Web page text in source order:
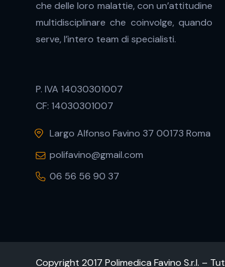
e
n
che delle loro malattie, con un’attitudine
multidisciplinare che coinvolge, quando
serve, l’intero team di specialisti.
P. IVA 14030301007
CF: 14030301007
Largo Alfonso Favino 37 00173 Roma
polifavino@gmail.com
06 56 56 90 37
Copyright 2017 Polimedica Favino S.r.l. –